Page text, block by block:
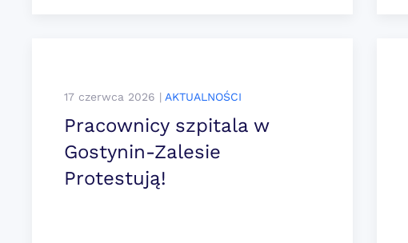
17 czerwca 2026 | AKTUALNOŚCI
Pracownicy szpitala w
Gostynin-Zalesie
Protestują!